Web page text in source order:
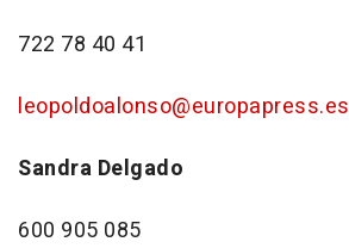
722 78 40 41
leopoldoalonso@europapress.es
Sandra Delgado
600 905 085